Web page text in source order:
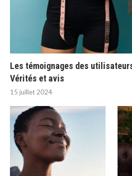
Les témoignages des
Vérités et avis
15 juillet 2024